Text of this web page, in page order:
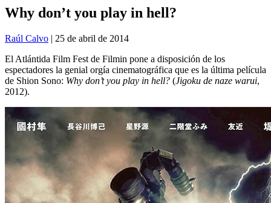
Why don’t you play in hell?
Raúl Calvo | 25 de abril de 2014
El Atlántida Film Fest de Filmin pone a disposición de los
espectadores la genial orgía cinematográfica que es la última película
de Shion Sono: Why don’t you play in hell? (Jigoku de naze warui,
2012).